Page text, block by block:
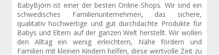
BabyBjörn ist einer der besten Online-Shops. Wir sind ein
schwedisches Familienunternehmen, das sichere,
qualitativ hochwertige und gut durchdachte Produkte für
Babys und Eltern auf der ganzen Welt herstellt. Wir wollen
den Alltag ein wenig erleichtern, Nähe fördern und
Familien mit kleinen Kindern helfen, diese wertvolle Zeit zu